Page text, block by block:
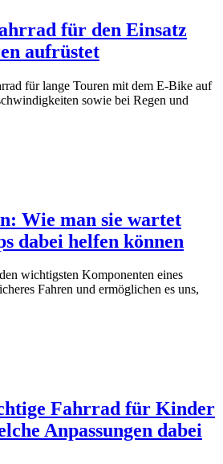
für den Einsatz
aufrüstet
für lange Touren mit dem E-Bike auf
sowie bei Regen und
Wie man sie wartet
dabei helfen können
wichtigsten Komponenten eines
Fahren und ermöglichen es uns,
Fahrrad für Kinder
Anpassungen dabei